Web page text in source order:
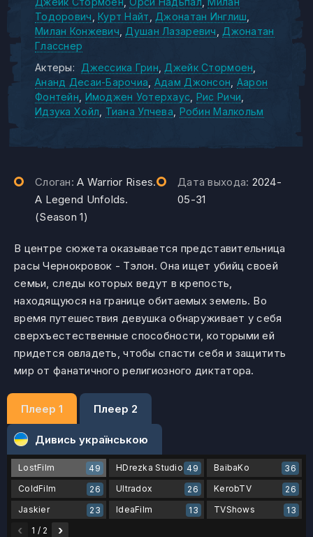
Тодорович Курт Найт
Джонатан Инглиш
Милан Конжевич Душан Лазаревич
Джонатан
Гласснер
Актеры:
Джессика Грин Джейк Стормоен
Ананд Десаи-Барочиа Адам Джонсон Аарон
Фонтейн Имоджен Уотерхаус Рис Ричи
Идзука Хойл
Тиана Упчева Робин Малкольм
Слоган: A Warrior Rises.
A Legend Unfolds.
(Season 1)
Дата выхода: 2024-
05-31
В центре сюжета оказывается представительница
расы Чернокровок - Тэлон. Она ищет убийц своей
семьи, следы которых ведут в крепость,
находящуюся на границе обитаемых земель. Во
время путешествия девушка обнаруживает у себя
сверхъестественные способности, которыми ей
придется овладеть, чтобы спасти себя и защитить
мир от фанатичного религиозного диктатора.
Плеер 1 Плеер 2
Дивись українською
LostFilm 49 HDrezka Studio 49 BaibaKo
36
ColdFilm
26 Ultradox 26 KerobTV
26
Jaskier
23 IdeaFilm 13 TVShows 13
‹ 1 / 2 ›